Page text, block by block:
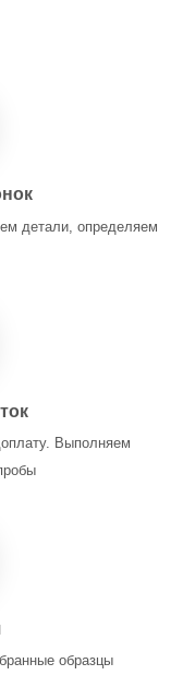
детали, определяем
Выполняем
образцы